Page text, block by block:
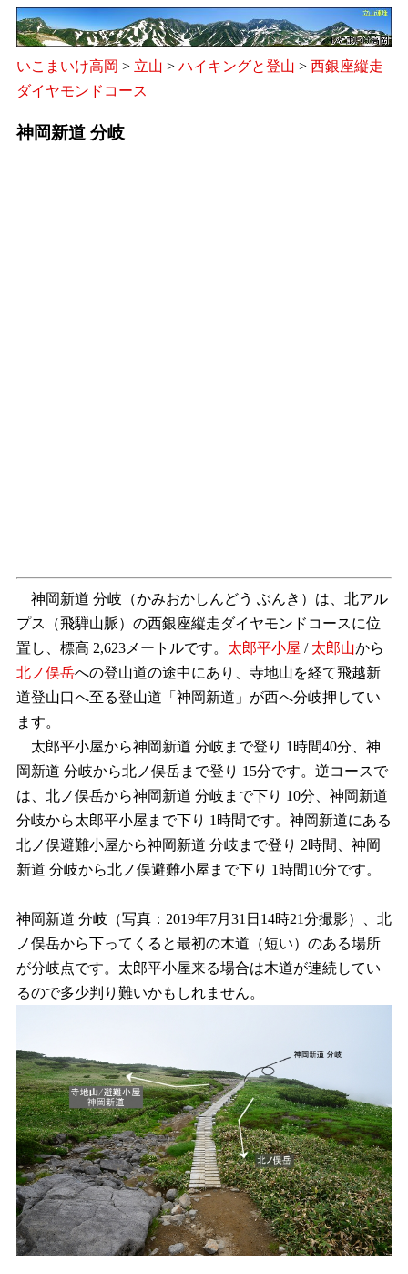
いこまいけ高岡 > 立山 > ハイキングと登山 > 西銀座縦走
ダイヤモンドコース
神岡新道 分岐
神岡新道 分岐（かみおかしんどう ぶんき）は、北アル
プス（飛騨山脈）の西銀座縦走ダイヤモンドコースに位
置し、標高 2,623メートルです。 太郎平小屋 / 太郎山から
北ノ俣岳への登山道の途中にあり、寺地山を経て飛越新
道登山口へ至る登山道「神岡新道」が西へ分岐押してい
ます。
太郎平小屋から神岡新道 分岐まで登り 1時間40分、神
岡新道 分岐から北ノ俣岳まで登り 15分です。逆コースで
は、北ノ俣岳から神岡新道 分岐まで下り 10分、神岡新道
分岐から太郎平小屋まで下り 1時間です。神岡新道にある
北ノ俣避難小屋から神岡新道 分岐まで登り 2時間、神岡
新道 分岐から北ノ俣避難小屋まで下り 1時間10分です。
神岡新道 分岐（写真：2019年7月31日14時21分撮影）、北
ノ俣岳から下ってくると最初の木道（短い）のある場所
が分岐点です。太郎平小屋来る場合は木道が連続してい
るので多少判り難いかもしれません。